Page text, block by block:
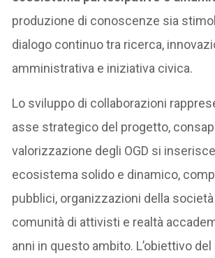
produzione di conoscenze sia
dialogo continuo tra ricerca,
amministrativa e iniziativa civica.
Lo sviluppo di collaborazioni
asse strategico del progetto,
valorizzazione degli OGD si
ecosistema solido e dinamico,
pubblici, organizzazioni della
comunità di attivisti e realtà
anni in questo ambito. L’obiettivo